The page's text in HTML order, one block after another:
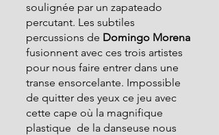
soulignée par un zapateado
percutant. Les subtiles
percussions de Domingo Morena
fusionnent avec ces trois artistes
pour nous faire entrer dans une
transe ensorcelante. Impossible
de quitter des yeux ce jeu avec
cette cape où la magnifique
plastique  de la danseuse nous